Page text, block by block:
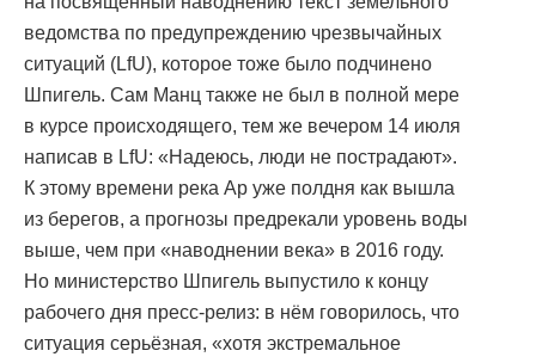
ведомства по предупреждению чрезвычайных
ситуаций (LfU), которое тоже было подчинено
Шпигель. Сам Манц также не был в полной мере
в курсе происходящего, тем же вечером 14 июля
написав в LfU: «Надеюсь, люди не пострадают».
К этому времени река Ар уже полдня как вышла
из берегов, а прогнозы предрекали уровень воды
выше, чем при «наводнении века» в 2016 году.
Но министерство Шпигель выпустило к концу
рабочего дня пресс-релиз: в нём говорилось, что
ситуация серьёзная, «хотя экстремальное